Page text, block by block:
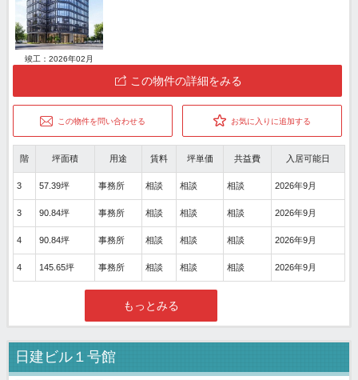
竣工：2026年02月
この物件の詳細をみる
この物件を問い合わせる お気に入りに追加する
階 坪面積 用途 賃料 坪単価 共益費 入居可能日
3 57.39坪 事務所 相談 相談 相談 2026年9月
3 90.84坪 事務所 相談 相談 相談 2026年9月
4 90.84坪 事務所 相談 相談 相談 2026年9月
4 145.65坪 事務所 相談 相談 相談 2026年9月
もっとみる
日建ビル１号館